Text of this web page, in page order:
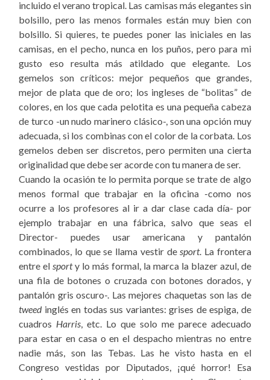
incluido el verano tropical. Las camisas más elegantes sin
bolsillo, pero las menos formales están muy bien con
bolsillo. Si quieres, te puedes poner las iniciales en las
camisas, en el pecho, nunca en los puños, pero para mi
gusto eso resulta más atildado que elegante. Los
gemelos son críticos: mejor pequeños que grandes,
mejor de plata que de oro; los ingleses de “bolitas” de
colores, en los que cada pelotita es una pequeña cabeza
de turco -un nudo marinero clásico-, son una opción muy
adecuada, si los combinas con el color de la corbata. Los
gemelos deben ser discretos, pero permiten una cierta
originalidad que debe ser acorde con tu manera de ser.
Cuando la ocasión te lo permita porque se trate de algo
menos formal que trabajar en la oficina -como nos
ocurre a los profesores al ir a dar clase cada día- por
ejemplo trabajar en una fábrica, salvo que seas el
Director- puedes usar americana y pantalón
combinados, lo que se llama vestir de sport. La frontera
entre el sporty lo más formal, la marca la blazer azul, de
una fila de botones o cruzada con botones dorados, y
pantalón gris oscuro-. Las mejores chaquetas son las de
tweed inglés en todas sus variantes: grises de espiga, de
cuadros Harris , etc. Lo que solo me parece adecuado
para estar en casa o en el despacho mientras no entre
nadie más, son las Tebas. Las he visto hasta en el
Congreso vestidas por Diputados, ¡qué horror! Esa